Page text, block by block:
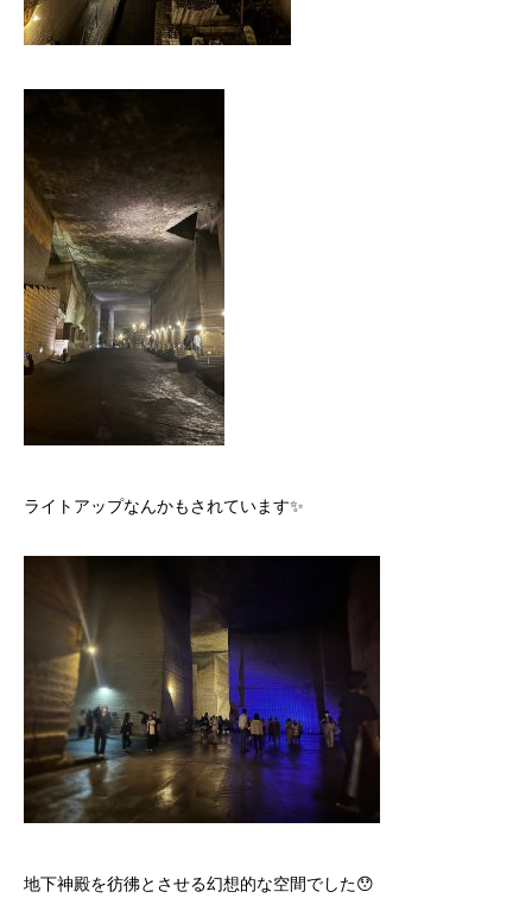
ライトアップなんかもされています✨
地下神殿を彷彿とさせる幻想的な空間でした😯